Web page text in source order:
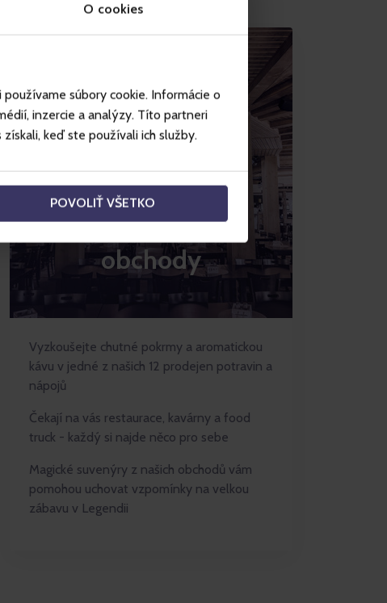
O cookies
súbory cookie. Informácie o
inzercie a analýzy. Títo partneri
keď ste používali ich služby.
POVOLIŤ VŠETKO
Restaurace a
obchody
Vyzkoušejte chutné pokrmy a aromatickou
kávu v jedné z našich 12 prodejen potravin a
nápojů
Čekají na vás restaurace, kavárny a food
truck - každý si najde něco pro sebe
Magické suvenýry z našich obchodů vám
pomohou uchovat vzpomínky na velkou
zábavu v Legendii